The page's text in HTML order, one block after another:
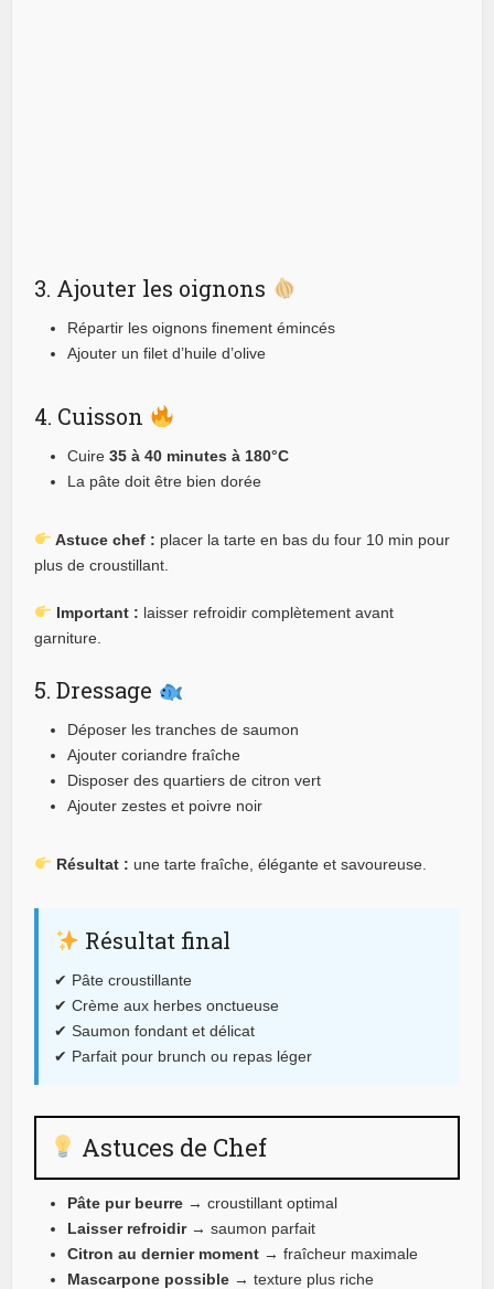
3. Ajouter les oignons
Répartir les oignons finement émincés
Ajouter un filet d’huile d’olive
4. Cuisson
Cuire35 à 40 minutes à 180°C
La pâte doit être bien dorée
Astuce chef : placer la tarte en bas du four 10 min pour
plus de croustillant.
Important : laisser refroidir complètement avant
garniture.
5. Dressage
Déposer les tranches de saumon
Ajouter coriandre fraîche
Disposer des quartiers de citron vert
Ajouter zestes et poivre noir
Résultat : une tarte fraîche, élégante et savoureuse.
Résultat final
✔ Pâte croustillante
✔ Crème aux herbes onctueuse
✔ Saumon fondant et délicat
✔ Parfait pour brunch ou repas léger
Astuces de Chef
Pâte pur beurre → croustillant optimal
Laisser refroidir→ saumon parfait
Citron au dernier moment → fraîcheur maximale
Mascarpone possible → texture plus riche